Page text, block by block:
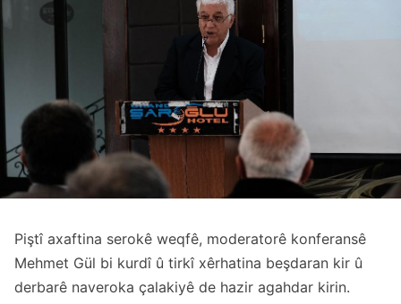
Piştî axaftina serokê weqfê, moderatorê konferansê
Mehmet Gül bi kurdî û tirkî xêrhatina beşdaran kir û
derbarê naveroka çalakiyê de hazir agahdar kirin.